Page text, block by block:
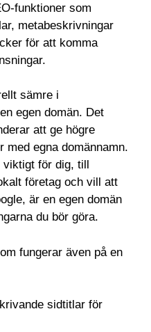
funktioner som
metabeskrivningar
för att komma
sämre i
egen domän. Det
att ge högre
med egna domännamn.
för dig, till
företag och vill att
är en egen domän
du bör göra.
fungerar även på en
sidtitlar för